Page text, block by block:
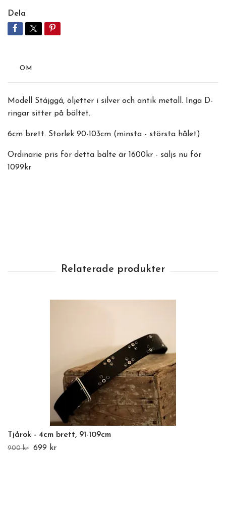
Dela
OM
Modell Stájggá, öljetter i silver och antik metall. Inga D-
ringar sitter på bältet.
6cm brett. Storlek 90-103cm (minsta - största hålet).
Ordinarie pris för detta bälte är 1600kr - säljs nu för
1099kr
Tjårok - 4cm brett, 91-109cm
900 kr 699 kr